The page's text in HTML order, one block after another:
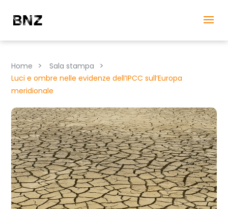
Home > Sala stampa >
Luci e ombre nelle evidenze dell’IPCC sull’Europa
meridionale